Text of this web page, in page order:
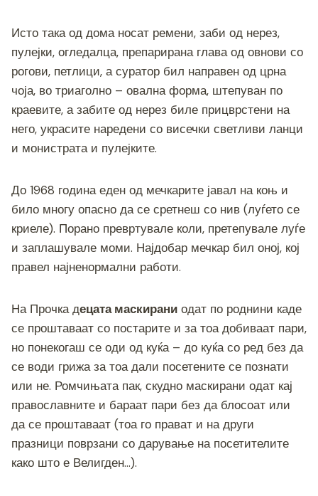
Исто така од дома носат ремени, заби од нерез,
пулејки, огледалца, препарирана глава од овнови со
рогови, петлици, а суратор бил направен од црна
чоја, во триаголно – овална форма, штепуван по
краевите, а забите од нерез биле прицврстени на
него, украсите наредени со висечки светливи ланци
и монистрата и пулејките.
До 1968 година еден од мечкарите јавал на коњ и
било многу опасно да се сретнеш со нив (луѓето се
криеле). Порано превртувале коли, претепувале луѓе
и заплашувале моми. Најдобар мечкар бил оној, кој
правел најненормални работи.
На Прочка децата маскирани одат по роднини каде
се проштаваат со постарите и за тоа добиваат пари,
но понекогаш се оди од куќа – до куќа со ред без да
се води грижа за тоа дали посетените се познати
или не. Ромчињата пак, скудно маскирани одат кај
православните и бараат пари без да блосоат или
да се проштаваат (тоа го прават и на други
празници поврзани со дарување на посетителите
како што е Велигден…).